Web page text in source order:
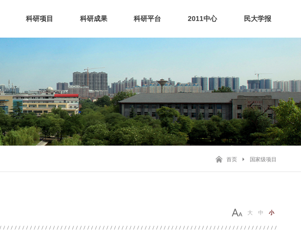
科研项目 科研成果 科研平台 2011中心 民大学报
首页 国家级项目
大 中 小